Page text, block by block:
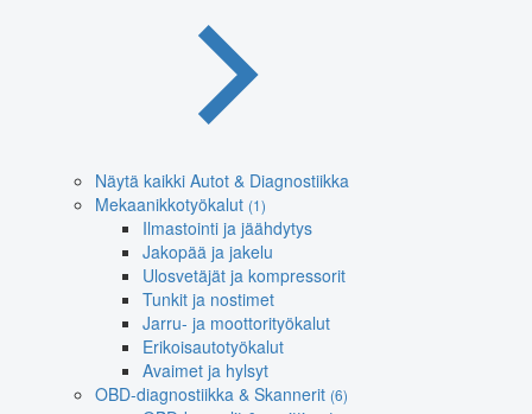
Näytä kaikki Autot & Diagnostiikka
Mekaanikkotyökalut (1)
Ilmastointi ja jäähdytys
Jakopää ja jakelu
Ulosvetäjät ja kompressorit
Tunkit ja nostimet
Jarru- ja moottorityökalut
Erikoisautotyökalut
Avaimet ja hylsyt
OBD-diagnostiikka & Skannerit (6)